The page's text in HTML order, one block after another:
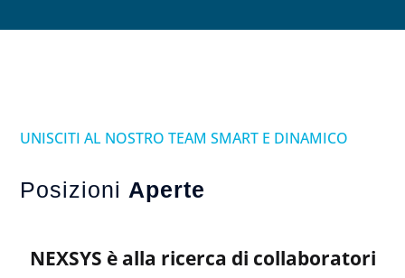
UNISCITI AL NOSTRO TEAM SMART E DINAMICO
Posizioni Aperte
NEXSYS è alla ricerca di collaboratori